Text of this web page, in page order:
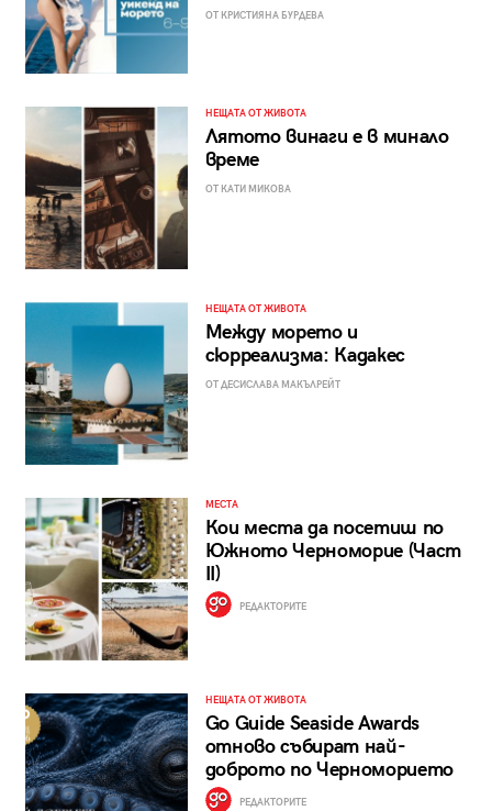
ОТ КРИСТИЯНА БУРДЕВА
НЕЩАТА ОТ ЖИВОТА
Лятото винаги е в минало
време
ОТ КАТИ МИКОВА
НЕЩАТА ОТ ЖИВОТА
Между морето и
сюрреализма: Кадакес
ОТ ДЕСИСЛАВА МАКЪЛРЕЙТ
МЕСТА
Кои места да посетиш по
Южното Черноморие (Част
II)
РЕДАКТОРИТЕ
НЕЩАТА ОТ ЖИВОТА
Go Guide Seaside Awards
отново събират най-
доброто по Черноморието
РЕДАКТОРИТЕ